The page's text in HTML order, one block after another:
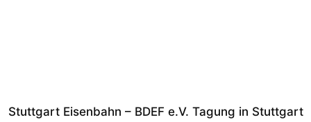
Stuttgart Eisenbahn – BDEF e.V. Tagung in Stuttgart